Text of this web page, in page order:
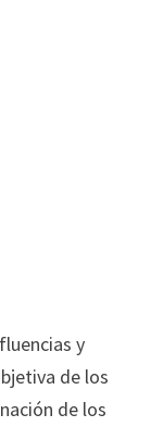
y
de los
de los